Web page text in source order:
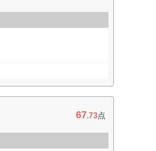
67.73点